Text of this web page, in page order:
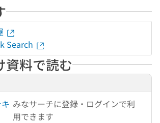
Search
資料で読む
みなサーチに登録・ログインで利
用できます